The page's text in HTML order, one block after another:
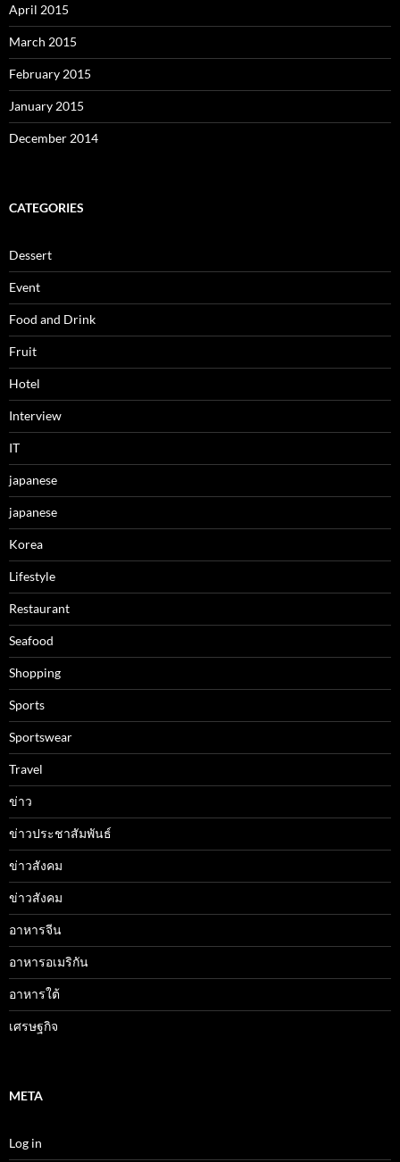
April 2015
March 2015
February 2015
January 2015
December 2014
CATEGORIES
Dessert
Event
Food and Drink
Fruit
Hotel
Interview
IT
japanese
japanese
Korea
Lifestyle
Restaurant
Seafood
Shopping
Sports
Sportswear
Travel
ข่าว
ข่าวประชาสัมพันธ์
ข่าวสังคม
ข่าวสังคม
อาหารจีน
อาหารอเมริกัน
อาหารใต้
เศรษฐกิจ
META
Log in